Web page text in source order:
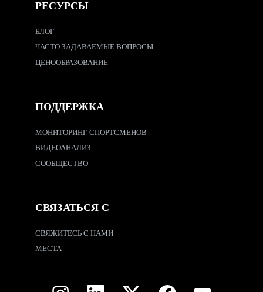
РЕСУРСЫ
БЛОГ
ЧАСТО ЗАДАВАЕМЫЕ ВОПРОСЫ
ЦЕНООБРАЗОВАНИЕ
ПОДДЕРЖКА
МОНИТОРИНГ СПОРТСМЕНОВ
ВИДЕОАНАЛИЗ
СООБЩЕСТВО
СВЯЗАТЬСЯ С
СВЯЖИТЕСЬ С НАМИ
МЕСТА